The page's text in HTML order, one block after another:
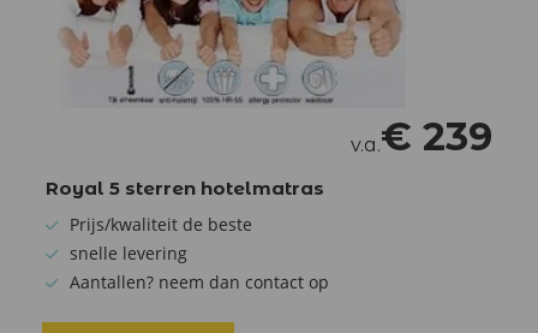
v.a.€ 239
Royal 5 sterren hotelmatras
Prijs/kwaliteit de beste
snelle levering
Aantallen? neem dan contact op